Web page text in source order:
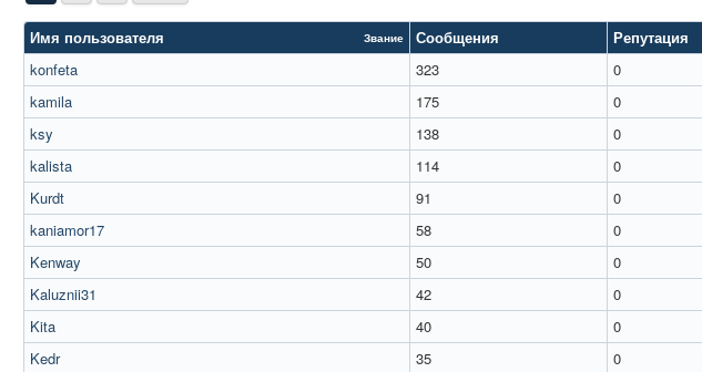
Имя пользователя Звание Сообщения Репутация
konfeta
323 0
kamila
175 0
ksy
138 0
kalista
114 0
Kurdt
91 0
kaniamor17
58 0
Kenway
50 0
Kaluznii31
42 0
Kita
40 0
Kedr
35 0